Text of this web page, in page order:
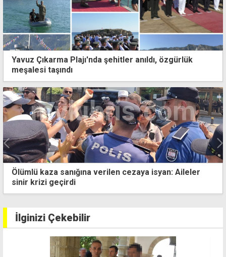
Yavuz Çıkarma Plajı'nda şehitler anıldı, özgürlük
meşalesi taşındı
verilen cezaya isyan: Aileler
Yetiştirdiği
İlginizi Çekebilir